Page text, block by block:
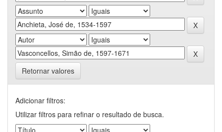
Retornar valores
Adicionar filtros:
Utilizar filtros para refinar o resultado de busca.